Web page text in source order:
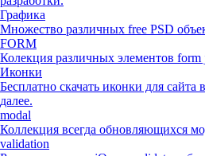
Графика
Множество различных free PSD
FORM
Колекция различных элементов form
Иконки
Бесплатно скачать иконки для
далее.
modal
Коллекция всегда обновляющихся
validation